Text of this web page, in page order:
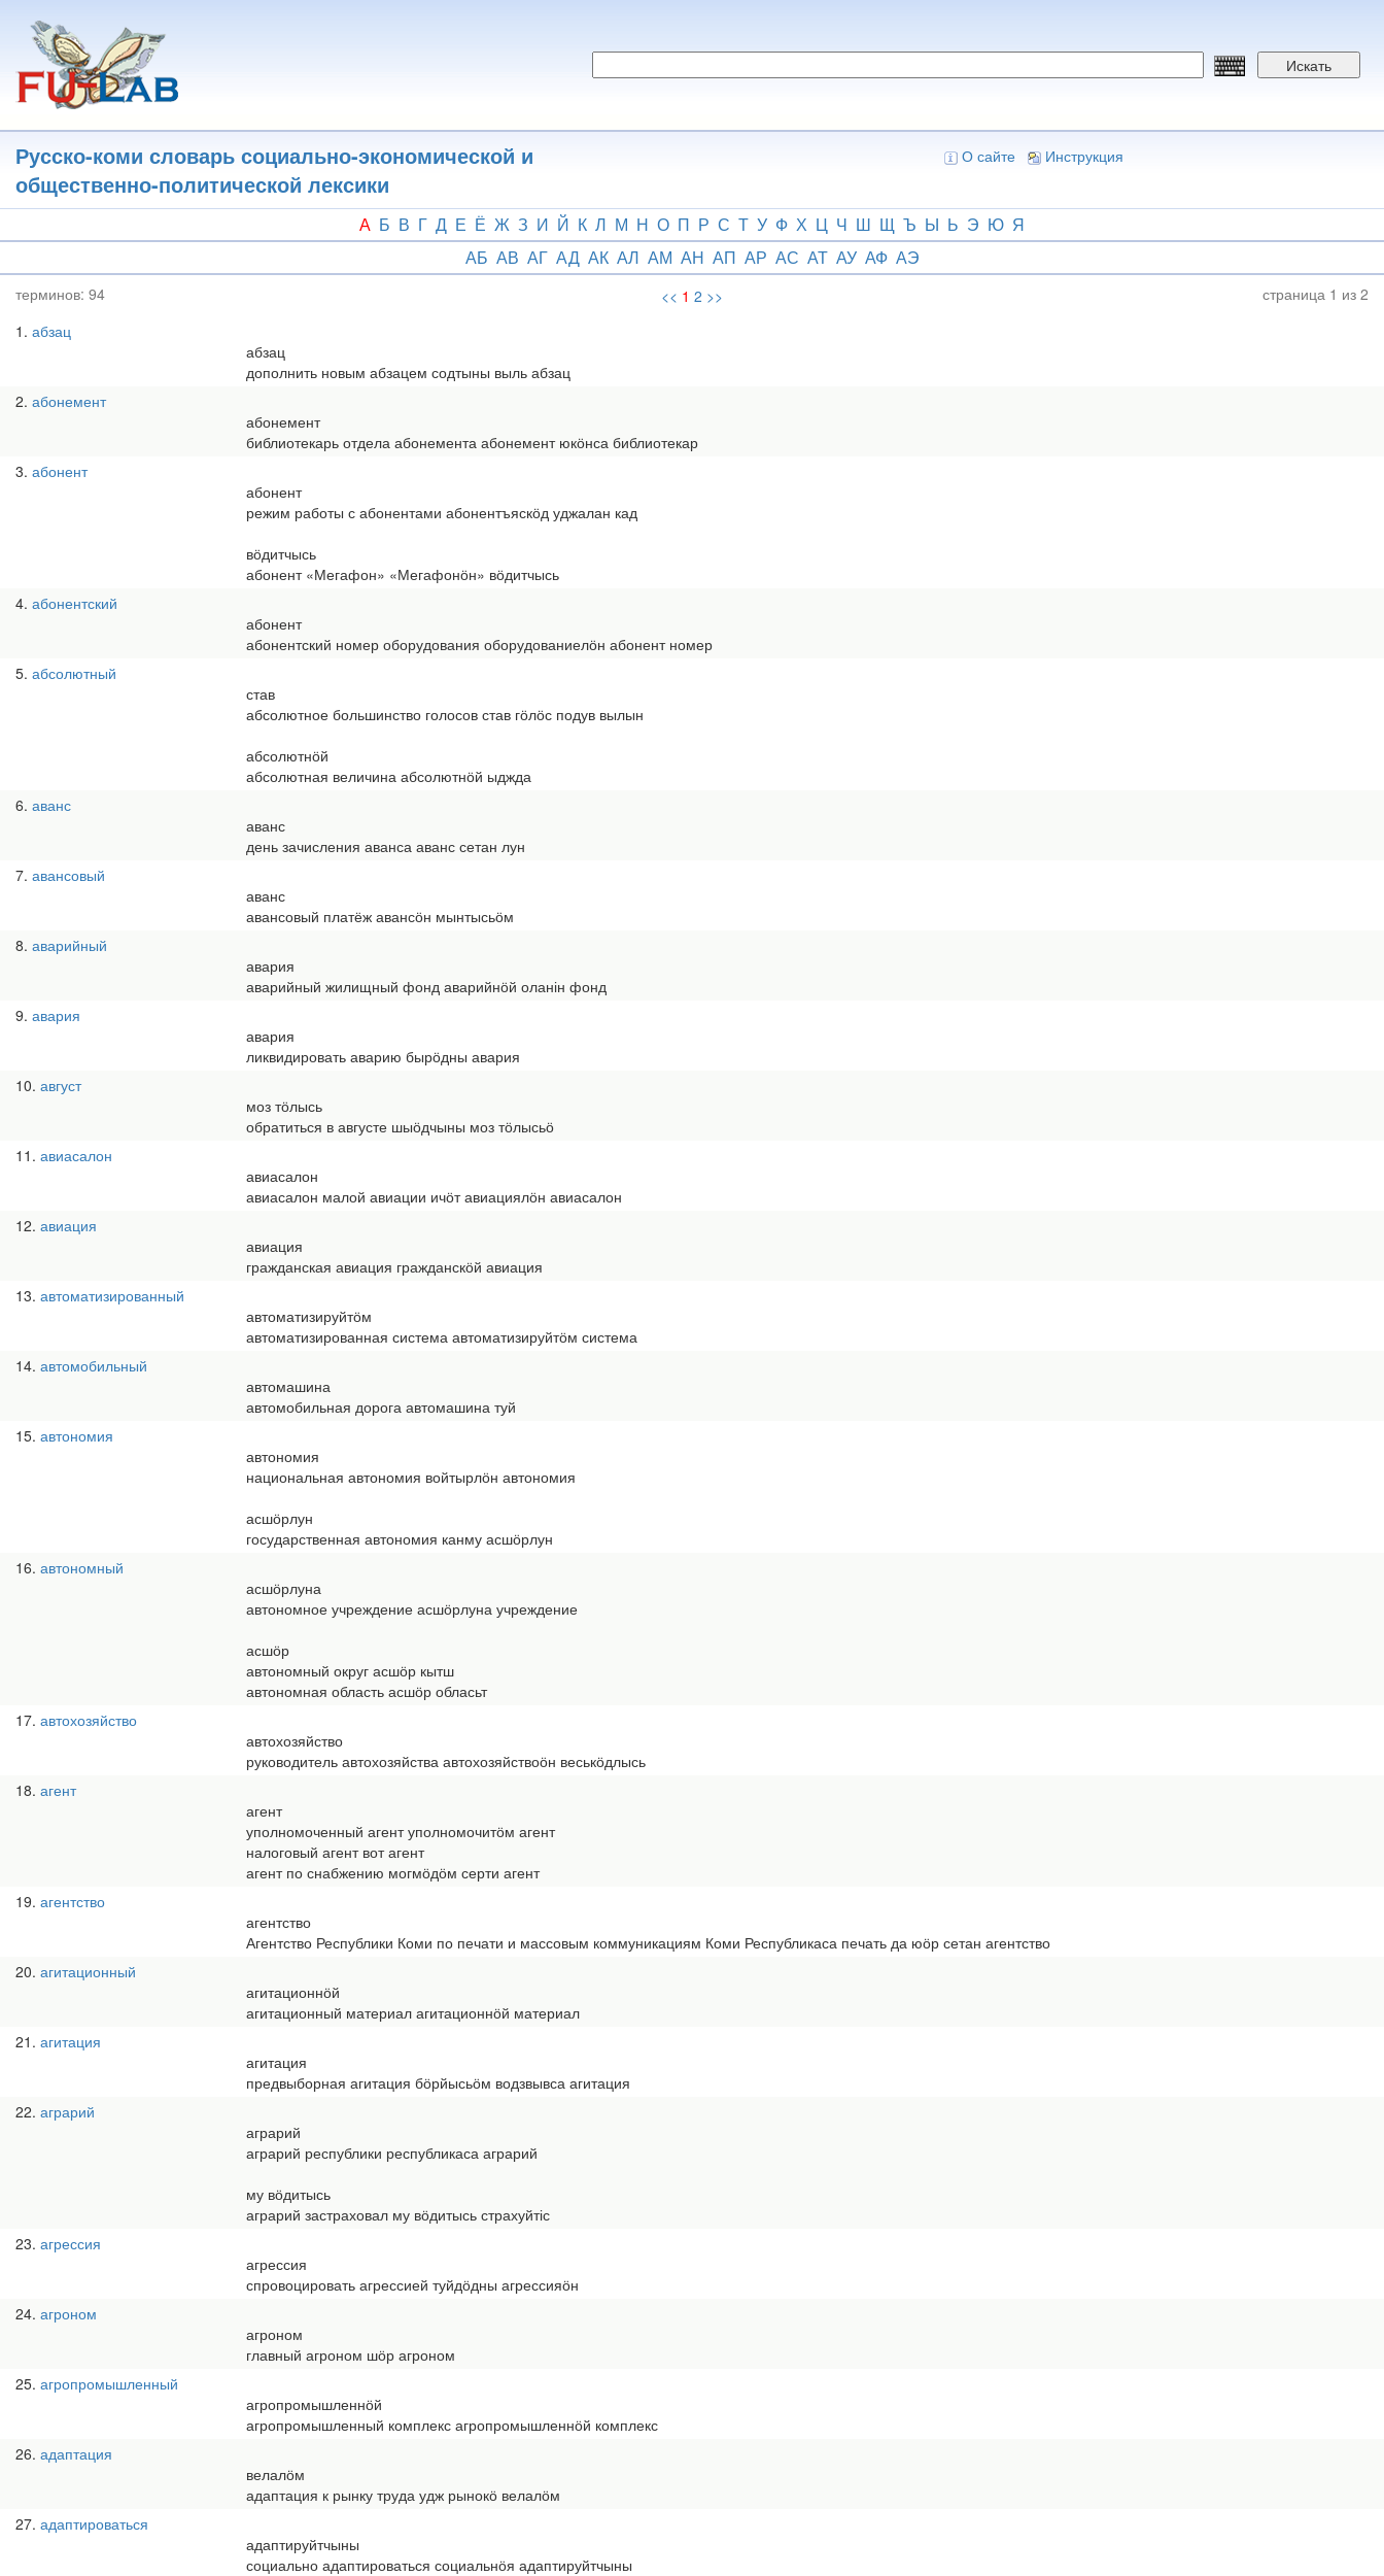
основному
содержанию
Искать
Русско-коми словарь социально-экономической и
общественно-политической лексики
О сайте Инструкция
А Б В Г Д Е Ё Ж З И Й К Л М Н О П Р С Т У Ф Х Ц Ч Ш Щ Ъ Ы Ь Э Ю Я
АБ АВ АГ АД АК АЛ АМ АН АП АР АС АТ АУ АФ АЭ
терминов: 94 << 1 2 >>
страница 1 из 2
1 абзац
абзац
дополнить новым абзацем содтыны выль абзац
2 абонемент
абонемент
библиотекарь отдела абонемента абонемент юкӧнса библиотекар
3 абонент
абонент
режим работы с абонентами абонентъяскӧд уджалан кад
вӧдитчысь
абонент «Мегафон» «Мегафонӧн» вӧдитчысь
4 абонентский
абонент
абонентский номер оборудования оборудованиелӧн абонент номер
5 абсолютный
став
абсолютное большинство голосов став гӧлӧс подув вылын
абсолютнӧй
абсолютная величина абсолютнӧй ыджда
6 аванс
аванс
день зачисления аванса аванс сетан лун
7 авансовый
аванс
авансовый платёж авансӧн мынтысьӧм
8 аварийный
авария
аварийный жилищный фонд аварийнӧй оланін фонд
9 авария
авария
ликвидировать аварию бырӧдны авария
10 август
моз тӧлысь
обратиться в августе шыӧдчыны моз тӧлысьӧ
11 авиасалон
авиасалон
авиасалон малой авиации ичӧт авиациялӧн авиасалон
12 авиация
авиация
гражданская авиация гражданскӧй авиация
13 автоматизированный
автоматизируйтӧм
автоматизированная система автоматизируйтӧм система
14 автомобильный
автомашина
автомобильная дорога автомашина туй
15 автономия
автономия
национальная автономия войтырлӧн автономия
асшӧрлун
государственная автономия канму асшӧрлун
16 автономный
асшӧрлуна
автономное учреждение асшӧрлуна учреждение
асшӧр
автономный округ асшӧр кытш
автономная область асшӧр обласьт
17 автохозяйство
автохозяйство
руководитель автохозяйства автохозяйствоӧн веськӧдлысь
18 агент
агент
уполномоченный агент уполномочитӧм агент
налоговый агент вот агент
агент по снабжению могмӧдӧм серти агент
19 агентство
агентство
Агентство Республики Коми по печати и массовым коммуникациям Коми Республикаса печать да юӧр сетан агентство
20 агитационный
агитационнӧй
агитационный материал агитационнӧй материал
21 агитация
агитация
предвыборная агитация бӧрйысьӧм водзвывса агитация
22 аграрий
аграрий
аграрий республики республикаса аграрий
му вӧдитысь
аграрий застраховал му вӧдитысь страхуйтіс
23 агрессия
агрессия
спровоцировать агрессией туйдӧдны агрессияӧн
24 агроном
агроном
главный агроном шӧр агроном
25 агропромышленный
агропромышленнӧй
агропромышленный комплекс агропромышленнӧй комплекс
26 адаптация
велалӧм
адаптация к рынку труда удж рынокӧ велалӧм
27 адаптироваться
адаптируйтчыны
социально адаптироваться социальнӧя адаптируйтчыны